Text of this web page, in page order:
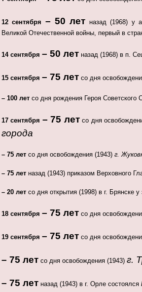
12 сентября – 50 лет назад (1968) у
Великой Отечественной войны, первый в
14 сентября – 50 лет назад (1968) в п.
15 сентября – 75 лет со дня
– 100 лет со дня рождения Героя Советского
17 сентября – 75 летсо дня
города
– 75 лет со дня освобождения (1943) г.
– 75 лет назад (1943) приказом Верховного
– 20 лет со дня открытия (1998) в г. Брянске
18 сентября – 75 лет со дня
19 сентября – 75 лет со дня
– 75 лет со дня освобождения (1943) г.
– 75 лет назад (1943) в г. Орле состоялся